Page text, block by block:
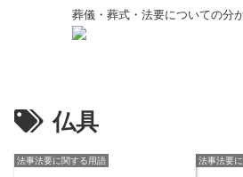
葬儀・葬式・法要についての分
仏具
法事法要に関する用語 法事法要